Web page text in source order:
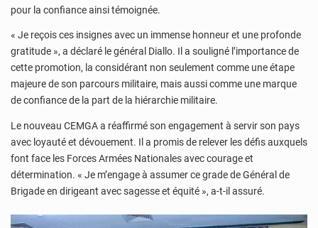
pour la confiance ainsi témoignée.
« Je reçois ces insignes avec un immense honneur et une profonde
gratitude », a déclaré le général Diallo. Il a souligné l’importance de
cette promotion, la considérant non seulement comme une étape
majeure de son parcours militaire, mais aussi comme une marque
de confiance de la part de la hiérarchie militaire.
Le nouveau CEMGA a réaffirmé son engagement à servir son pays
avec loyauté et dévouement. Il a promis de relever les défis auxquels
font face les Forces Armées Nationales avec courage et
détermination. « Je m’engage à assumer ce grade de Général de
Brigade en dirigeant avec sagesse et équité », a-t-il assuré.